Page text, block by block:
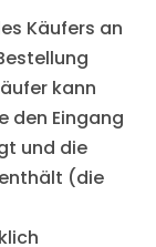
Käufers an
kann
den Eingang
und die
(die